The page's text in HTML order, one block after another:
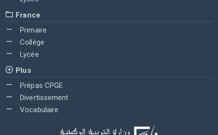
France
Primaire
Collège
Lycée
Plus
Prépas CPGE
Divertissement
Vocabulaire